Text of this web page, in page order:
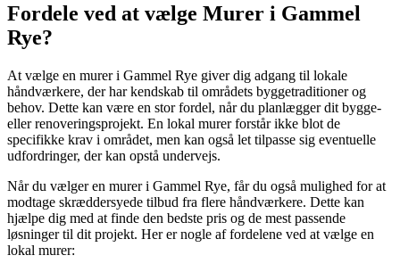
Fordele ved at vælge Murer i Gammel
Rye?
At vælge en murer i Gammel Rye giver dig adgang til lokale
håndværkere, der har kendskab til områdets byggetraditioner og
behov. Dette kan være en stor fordel, når du planlægger dit bygge-
eller renoveringsprojekt. En lokal murer forstår ikke blot de
specifikke krav i området, men kan også let tilpasse sig eventuelle
udfordringer, der kan opstå undervejs.
Når du vælger en murer i Gammel Rye, får du også mulighed for at
modtage skræddersyede tilbud fra flere håndværkere. Dette kan
hjælpe dig med at finde den bedste pris og de mest passende
løsninger til dit projekt. Her er nogle af fordelene ved at vælge en
lokal murer: